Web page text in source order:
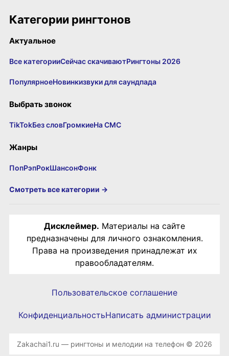
Категории рингтонов
Актуальное
Все категорииСейчас скачиваютРингтоны 2026
ПопулярноеНовинкизвуки для саундпада
Выбрать звонок
TikTokБез словГромкиеНа СМС
Жанры
ПопРэпРокШансонФонк
Смотреть все категории →
Дисклеймер. Материалы на сайте
предназначены для личного ознакомления.
Права на произведения принадлежат их
правообладателям.
Пользовательское соглашение
КонфиденциальностьНаписать администрации
Zakachai1.ru — рингтоны и мелодии на телефон © 2026